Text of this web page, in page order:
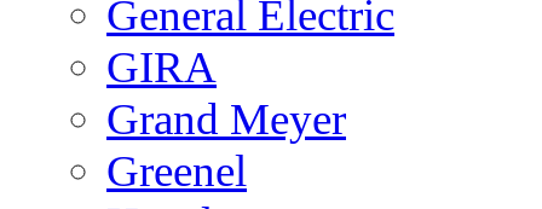
General Electric
GIRA
Grand Meyer
Greenel